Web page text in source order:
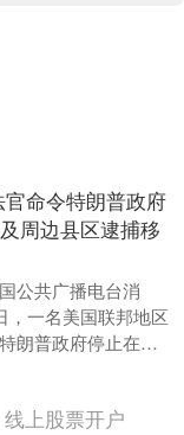
命令特朗普政府
周边县区逮捕移
公共广播电台消
，一名美国联邦地区
朗普政府停止在加
进行的无差别逮捕
线上股票开户